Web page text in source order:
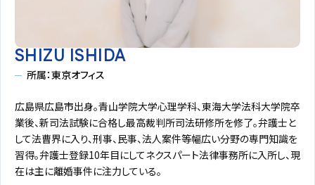
SHIZU ISHIDA
所属：東京オフィス
広島県広島市出身。青山学院大学心理学科、東海大学法科大学院卒
業後、新司法試験に合格し最高裁判所司法研修所を修了。弁護士と
して法曹界に入り、刑事、民事、法人案件等幅広い分野の専門知識を
習得。弁護士登録10年目にしてネクスパート法律事務所に入所し、現
在は主に離婚事件に注力している。